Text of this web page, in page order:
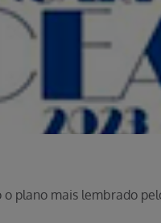
plano mais lembrado